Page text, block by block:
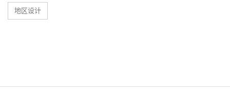
地区设计